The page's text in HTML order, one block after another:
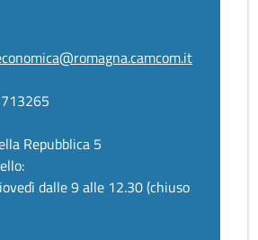
Repubblica 5
dalle 9 alle 12.30 (chiuso